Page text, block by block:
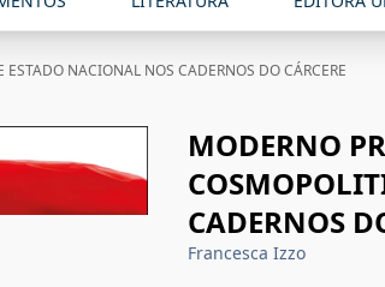
NACIONAL NOS CADERNOS DO CÁRCERE
MODERNO
CADERNOS
Francesca Izzo